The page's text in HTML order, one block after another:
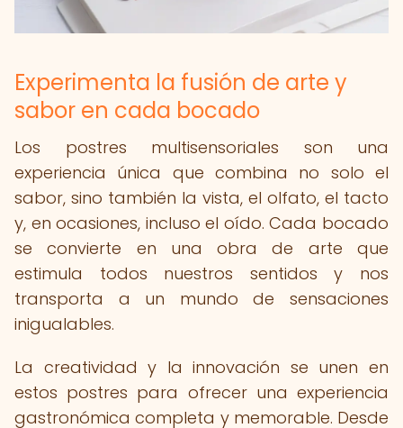
Experimenta la fusión de arte y
sabor en cada bocado
Los postres multisensoriales son una
experiencia única que combina no solo el
sabor, sino también la vista, el olfato, el tacto
y, en ocasiones, incluso el oído. Cada bocado
se convierte en una obra de arte que
estimula todos nuestros sentidos y nos
transporta a un mundo de sensaciones
inigualables.
La creatividad y la innovación se unen en
estos postres para ofrecer una experiencia
gastronómica completa y memorable. Desde